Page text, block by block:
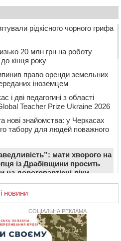
рідкісного чорного грифа
20 млн грн на роботу
кінця року
право оренди земельних
іноземцем
і дві педагогині з області
Teacher Prize Ukraine 2026
нові знайомства: у Черкасах
табору для людей поважного
мати хворого на
із Драбівщини просить
дороговартісні ліки
колишню очільницю відділу
електрики за завищеною
в останню путь двох
новини
СОЦІАЛЬНА РЕКЛАМА